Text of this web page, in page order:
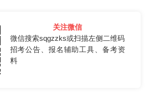
关注微信
微信搜索sqgzzks或扫描左侧二维码
招考公告、报名辅助工具、备考资
料